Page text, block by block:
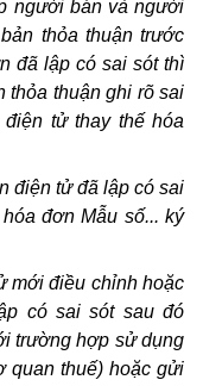
người bán và người
thỏa thuận trước
đã lập có sai sót thì
thỏa thuận ghi rõ sai
tử thay thế hóa
điện tử đã lập có sai
đơn Mẫu số... ký
mới điều chỉnh hoặc
có sai sót sau đó
trường hợp sử dụng
quan thuế) hoặc gửi